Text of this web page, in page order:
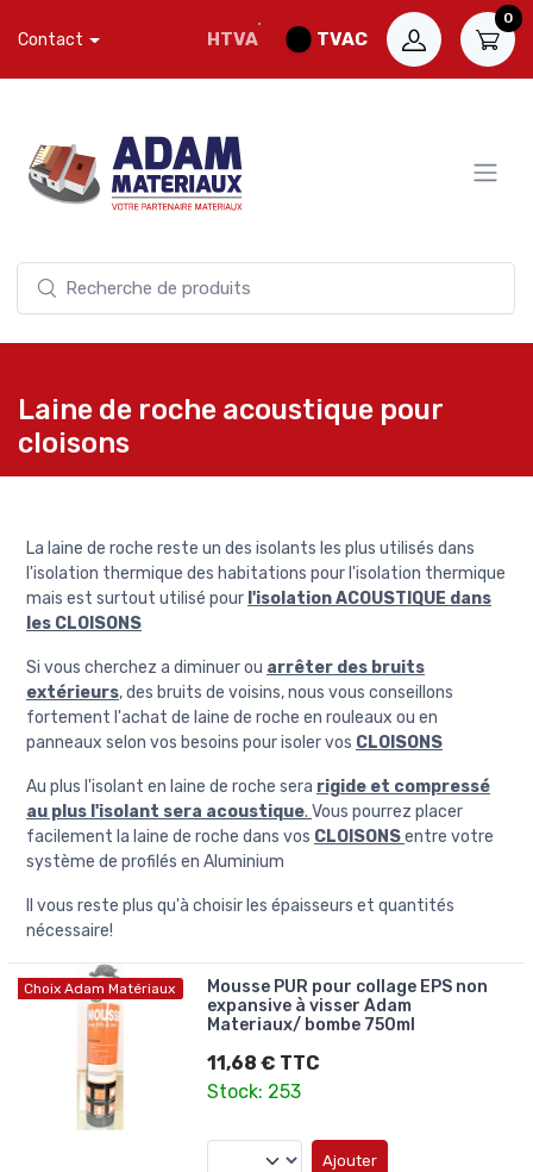
Contact HTVA TVAC
0
Laine de roche acoustique pour
cloisons
La laine de roche reste un des isolants les plus utilisés dans
l'isolation thermique des habitations pour l'isolation thermique
mais est surtout utilisé pour l'isolation ACOUSTIQUE dans
les CLOISONS
Si vous cherchez a diminuer ou arrêter des bruits
extérieurs, des bruits de voisins, nous vous conseillons
fortement l'achat de laine de roche en rouleaux ou en
panneaux selon vos besoins pour isoler vos CLOISONS
Au plus l'isolant en laine de roche sera rigide et compressé
au plus l'isolant sera acoustique. Vous pourrez placer
facilement la laine de roche dans vos CLOISONSentre votre
système de profilés en Aluminium
Il vous reste plus qu'à choisir les épaisseurs et quantités
nécessaire!
Choix Adam Matériaux
Mousse PUR pour collage EPS non
expansive à visser Adam
Materiaux/ bombe 750ml
11,68 € TTC
Stock: 253
Ajouter